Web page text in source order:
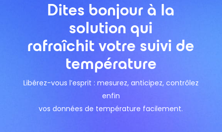
Dites bonjour à la
solution qui
rafraîchit votre suivi de
température
Libérez-vous l’esprit : mesurez, anticipez, contrôlez
enfin
vos données de température facilement.